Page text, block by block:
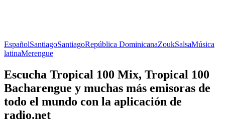
EspañolSantiagoSantiagoRepública DominicanaZoukSalsaMúsica
latinaMerengue
Escucha Tropical 100 Mix, Tropical 100
Bacharengue y muchas más emisoras de
todo el mundo con la aplicación de
radio.net